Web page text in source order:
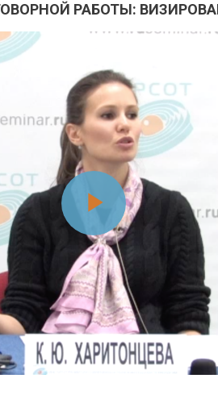
РАБОТЫ:
Фрагмент
видео